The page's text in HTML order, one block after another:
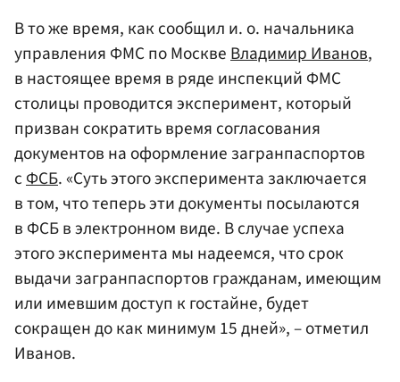
В то же время, как сообщил и. о. начальника
управления ФМС по МосквеВладимир Иванов,
в настоящее время в ряде инспекций ФМС
столицы проводится эксперимент, который
призван сократить время согласования
документов на оформление загранпаспортов
сФСБ. «Суть этого эксперимента заключается
в том, что теперь эти документы посылаются
в ФСБ в электронном виде. В случае успеха
этого эксперимента мы надеемся, что срок
выдачи загранпаспортов гражданам, имеющим
или имевшим доступ к гостайне, будет
сокращен до как минимум 15 дней», – отметил
Иванов.